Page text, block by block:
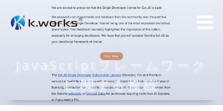
コ
ン
テ
ツ
へ
ス
キ
JavaScriptフレームワーク
に関する投稿